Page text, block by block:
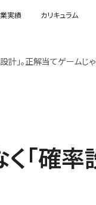
実績 カリキュラム
計」。正解当てゲームじ
「確率